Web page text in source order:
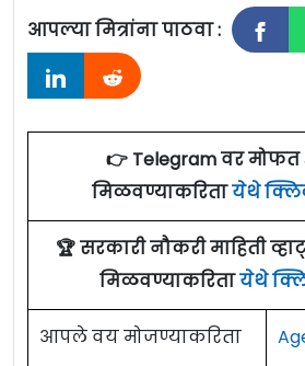
जाहिरात दिनांक: २७/
राष्ट्रीय संरक्षण अकादमी [
Academy, Pune] पुणे येथे विविध
जागांसाठी पात्र उमेदवारांकडून
असून ऑनलाईन अर्ज करण्याचा
जानेवारी २०२३ आहे. सविस्तर
जाहिरात पाहा.
एकूण: २५१ जागा
आपल्या मित्रांना पाठवा :
👉 Telegram वर मोफत
मिळवण्याकरितायेथे
🏆 सरकारी नौकरी माहिती
मिळवण्याकरितायेथे
आपले वय मोजण्याकरिता